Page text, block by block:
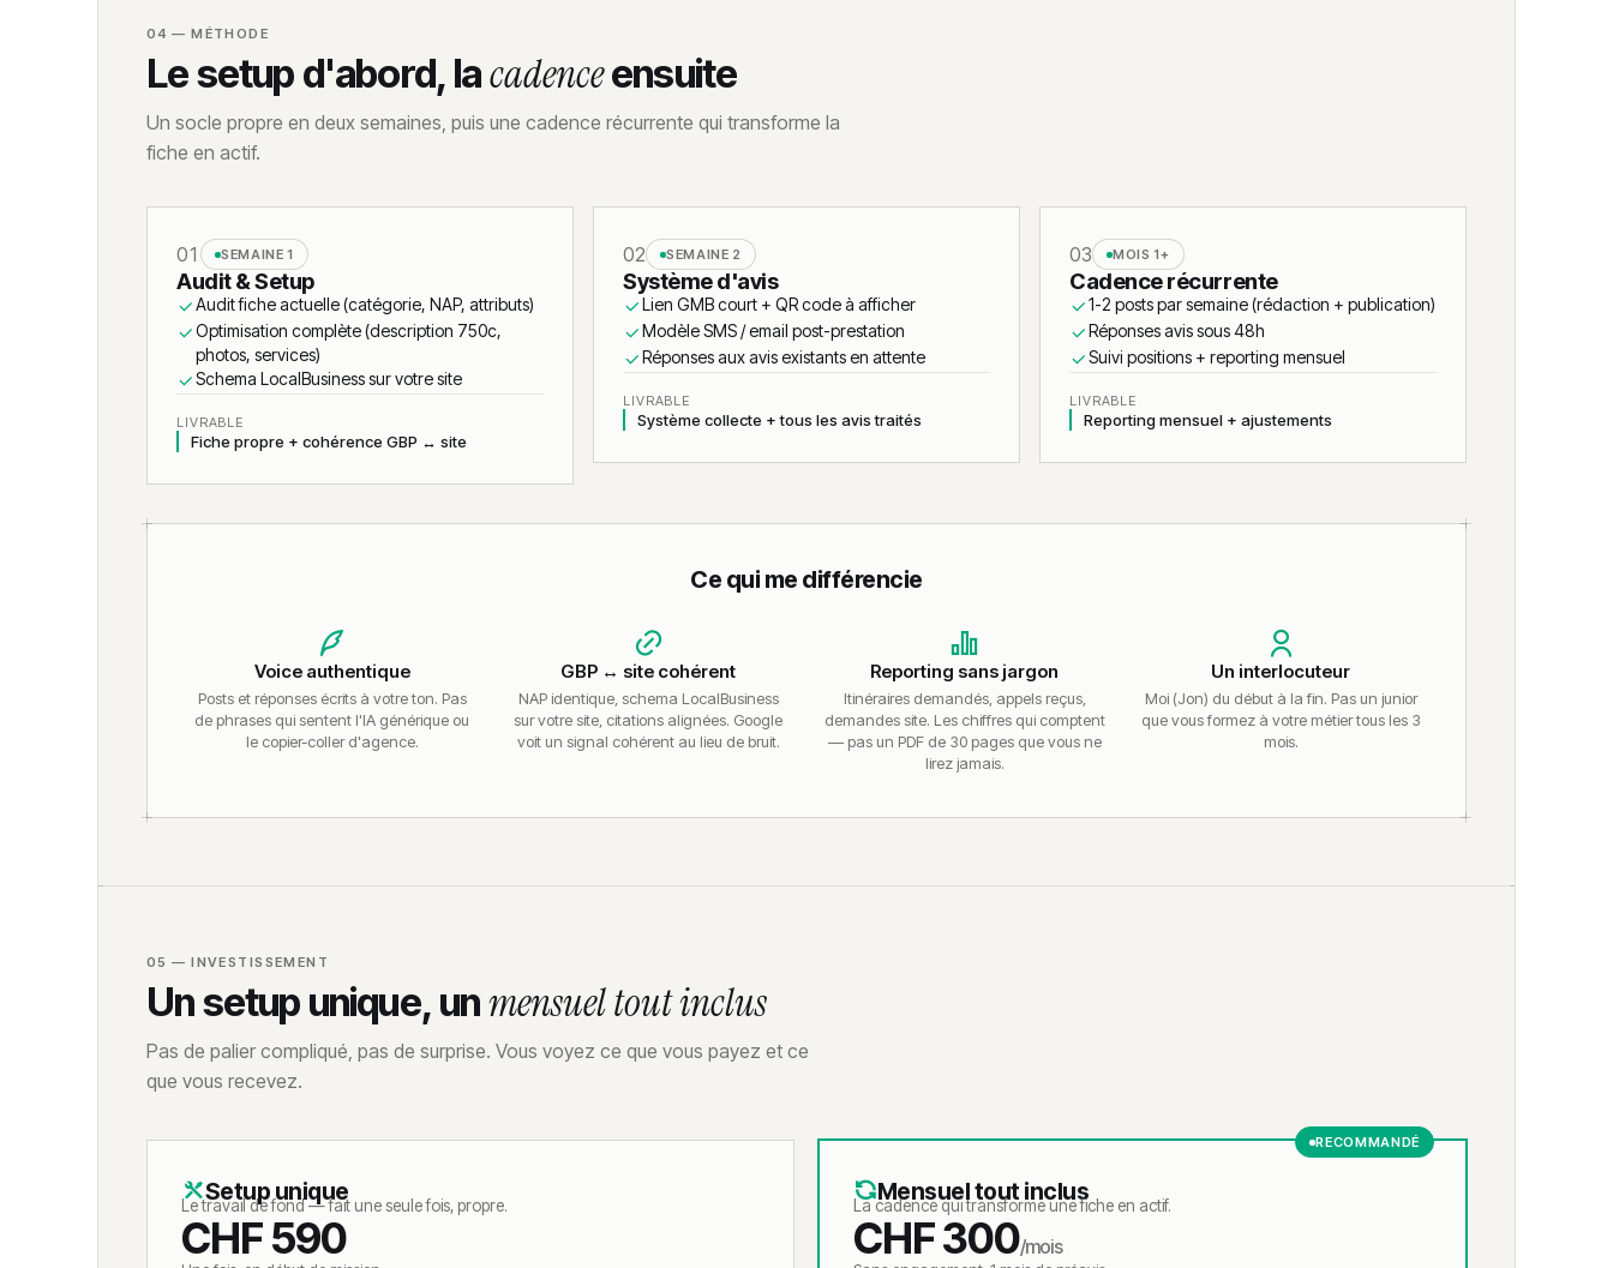
04 — MÉTHODE
Le setup d'abord, lacadenceensuite
Un socle propre en deux semaines, puis une cadence récurrente qui transforme la
fiche en actif.
01 SEMAINE 1
Audit & Setup
Audit fiche actuelle (catégorie, NAP, attributs)
Optimisation complète (description 750c,
photos, services)
Schema LocalBusiness sur votre site
LIVRABLE
Fiche propre + cohérence GBP ↔ site
02 SEMAINE 2
Système d'avis
Lien GMB court + QR code à afficher
Modèle SMS / email post-prestation
Réponses aux avis existants en attente
LIVRABLE
Système collecte + tous les avis traités
03 MOIS 1+
Cadence récurrente
1-2 posts par semaine (rédaction + publication)
Réponses avis sous 48h
Suivi positions + reporting mensuel
LIVRABLE
Reporting mensuel + ajustements
Ce qui me différencie
Voice authentique
Posts et réponses écrits à votre ton. Pas
de phrases qui sentent l'IA générique ou
le copier-coller d'agence.
GBP ↔ site cohérent
NAP identique, schema LocalBusiness
sur votre site, citations alignées. Google
voit un signal cohérent au lieu de bruit.
Reporting sans jargon
Itinéraires demandés, appels reçus,
demandes site. Les chiffres qui comptent
— pas un PDF de 30 pages que vous ne
lirez jamais.
Un interlocuteur
Moi (Jon) du début à la fin. Pas un junior
que vous formez à votre métier tous les 3
mois.
05 — INVESTISSEMENT
Un setup unique, unmensuel tout inclus
Pas de palier compliqué, pas de surprise. Vous voyez ce que vous payez et ce
que vous recevez.
Setup unique
Le travail de fond — fait une seule fois, propre.
CHF 590
RECOMMANDÉ
Mensuel tout inclus
La cadence qui transforme une fiche en actif.
CHF 300/mois